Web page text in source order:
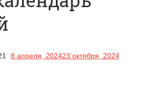
8 апреля, 202423 октября, 2024